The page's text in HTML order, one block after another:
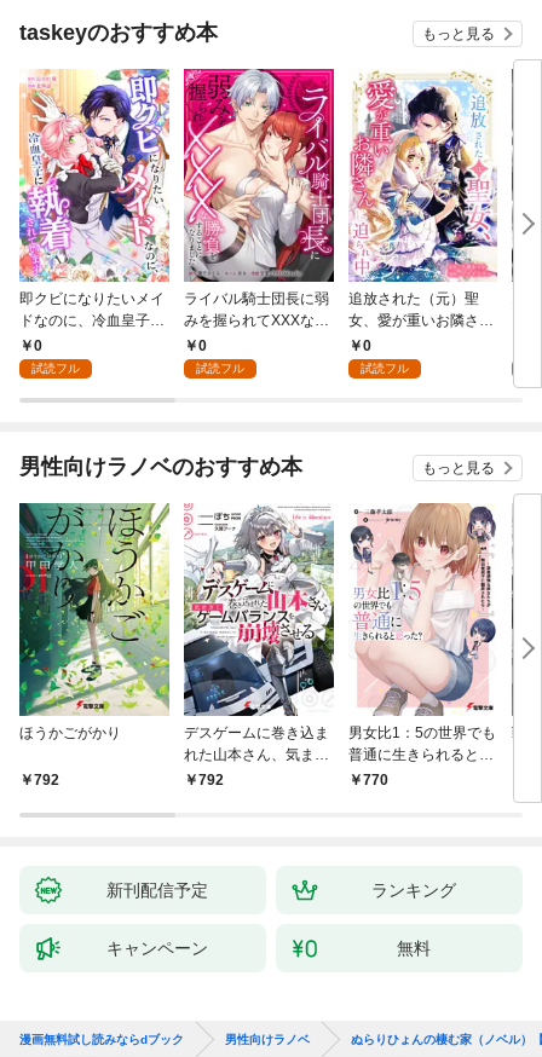
taskeyのおすすめ本 もっと見る
即クビになりたいメイ
ドなのに、冷血皇子に
執着されています第1
話
0
試読フル
ライバル騎士団長に弱
みを握られてXXXな勝
負をすることになりま
した第1話
0
試読フル
追放された（元）聖
女、愛が重いお隣さん
に迫られ中第1話
0
試読フル
男性向けラノベのおすすめ本 もっと見る
ほうかごがかり
792
デスゲームに巻き込ま
れた山本さん、気まま
にゲームバランスを崩
792
男女比1：5の世界でも
普通に生きられると思
った？ ～激重感情な
770
戦
特
新刊配信予定 ランキング
キャンペーン 無料
漫画無料試し読みならdブック 男性向けラノベ ぬらりひょんの棲む家（ノベル）